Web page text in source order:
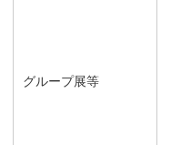
グループ展等